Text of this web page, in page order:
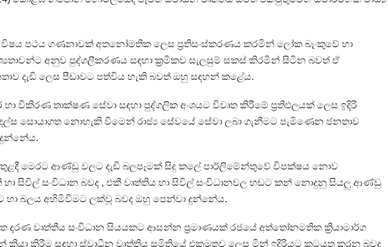
විෂය පථය ගණනාවක් අතනෝමතික ලෙස ප්‍රතිසංස්කරණය කරමින් ලෝක බැංකුවේ හා
අනුව පුද්ගලීකරණය සඳහා ක්‍රමිකව සැලසුම් සකස් කිරමින් සිටින බවත් ඒ
දැඩි ලෙස පීඩාවට පත්විය හැකි බවත් ඔහු සඳහන් කළේය.
විකිරණ තාක්ෂණ සේවා සඳහා පුද්ගලික අංශයට විවෘත කිරීමේ ප්‍රතිඵලයක් ලෙස ඉදිරි
සොයාගත නොහැකි වීමෙන් රාජ්‍ය සේවයේ සේවා ලබා ගැනීමට පැමිණෙන ජනතාව
මෙරට ආණ්ඩු වලට දැඩි බලපෑමක් සිදු කලේ පාර්ලිමේන්තුවේ විපක්ෂය නොව
සිවිල් සංවිධාන බවද , එකී වෘත්තිය හා සිවිල් සංවිධානවල හඬට කන් නොදුනු සියලු ආණ්ඩු
හා බලය අහිමිවීමට ලක්වූ බවද ඔහු පෙන්වා දුන්නේය.
වෘත්තීය සංවිධාන සියයකට ආසන්න ප්‍රමාණයක් රජයේ අත්තෝනමතික ක්‍රියාමාර්ග
කිරීම සඳහා ස්වාධීන වෘත්තිය සමිතියේ එකමුතුව ලෙස මින් ඉදිරියට කටයුතු කරන බවද